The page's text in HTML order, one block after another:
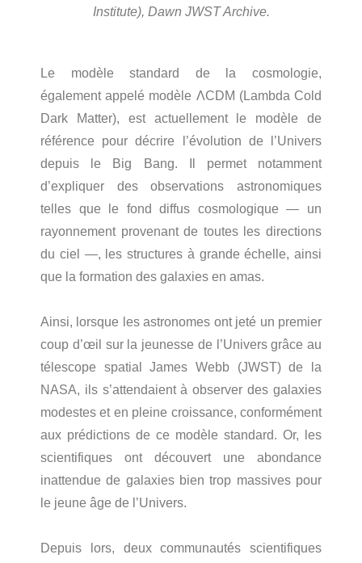
Institute), Dawn JWST Archive.
Le modèle standard de la cosmologie,
également appelé modèle ΛCDM (Lambda Cold
Dark Matter), est actuellement le modèle de
référence pour décrire l’évolution de l’Univers
depuis le Big Bang. Il permet notamment
d’expliquer des observations astronomiques
telles que le fond diffus cosmologique — un
rayonnement provenant de toutes les directions
du ciel —, les structures à grande échelle, ainsi
que la formation des galaxies en amas.
Ainsi, lorsque les astronomes ont jeté un premier
coup d’œil sur la jeunesse de l’Univers grâce au
télescope spatial James Webb (JWST) de la
NASA, ils s’attendaient à observer des galaxies
modestes et en pleine croissance, conformément
aux prédictions de ce modèle standard. Or, les
scientifiques ont découvert une abondance
inattendue de galaxies bien trop massives pour
le jeune âge de l’Univers.
Depuis lors, deux communautés scientifiques